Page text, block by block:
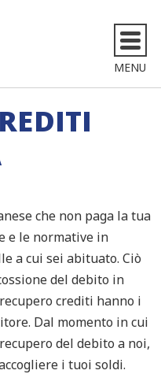
MENU
che non paga la tua
e le normative in
a cui sei abituato. Ciò
del debito in
crediti hanno i
Dal momento in cui
del debito a noi,
i tuoi soldi.